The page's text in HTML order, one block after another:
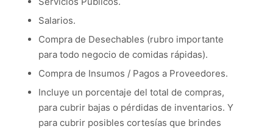
Salarios.
Compra de Desechables (rubro importante
para todo negocio de comidas rápidas).
Compra de Insumos / Pagos a Proveedores.
Incluye un porcentaje del total de compras,
para cubrir bajas o pérdidas de inventarios. Y
para cubrir posibles cortesías que brindes